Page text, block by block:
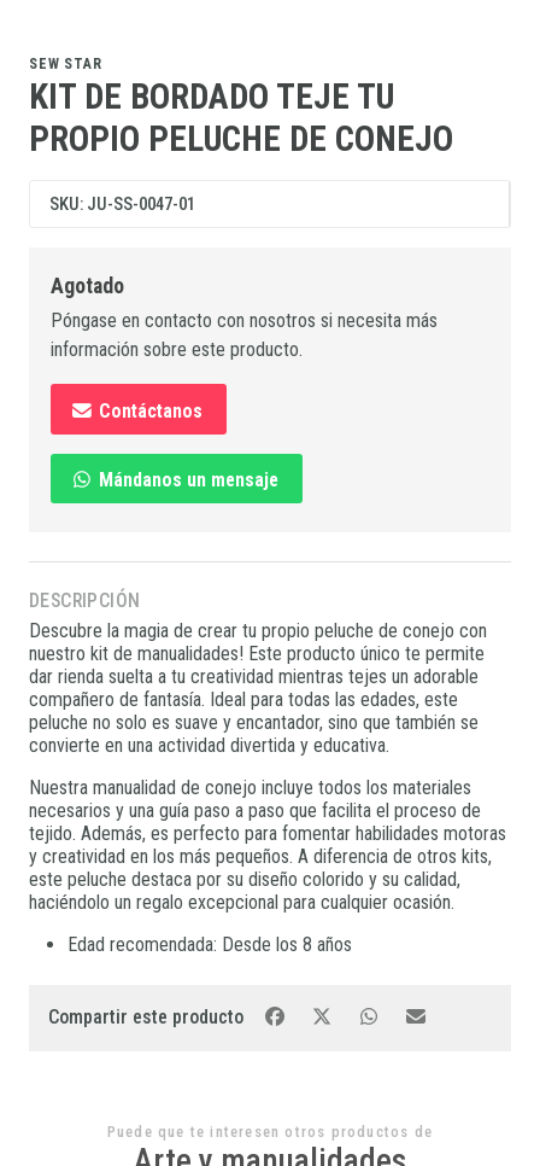
SEW STAR
KIT DE BORDADO TEJE TU
PROPIO PELUCHE DE CONEJO
SKU: JU-SS-0047-01
Agotado
Póngase en contacto con nosotros si necesita más
información sobre este producto.
Contáctanos
Mándanos un mensaje
DESCRIPCIÓN
Descubre la magia de crear tu propio peluche de conejo con
nuestro kit de manualidades! Este producto único te permite
dar rienda suelta a tu creatividad mientras tejes un adorable
compañero de fantasía. Ideal para todas las edades, este
peluche no solo es suave y encantador, sino que también se
convierte en una actividad divertida y educativa.
Nuestra manualidad de conejo incluye todos los materiales
necesarios y una guía paso a paso que facilita el proceso de
tejido. Además, es perfecto para fomentar habilidades motoras
y creatividad en los más pequeños. A diferencia de otros kits,
este peluche destaca por su diseño colorido y su calidad,
haciéndolo un regalo excepcional para cualquier ocasión.
Edad recomendada: Desde los 8 años
Compartir este producto
Puede que te interesen otros productos de